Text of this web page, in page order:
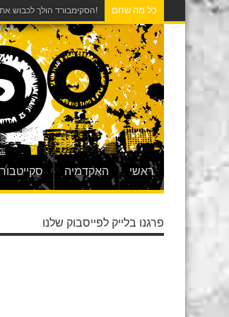
כל מה שחם !הסקימבורד הולך לכבוש
ראשי האקדמיה
פרגנו בלייק לפייסבוק שלנו